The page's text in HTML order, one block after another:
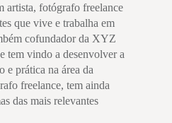
artista, fotógrafo freelance
que vive e trabalha em
cofundador da XYZ
tem vindo a desenvolver a
e prática na área da
freelance, tem ainda
das mais relevantes